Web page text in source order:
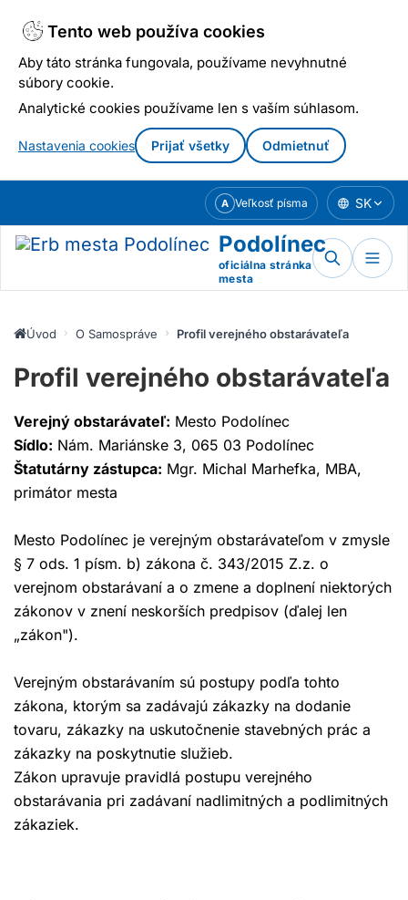
Tento web používa cookies
Aby táto stránka fungovala, používame nevyhnutné
súbory cookie.
Analytické cookies používame len s vaším súhlasom.
Nastavenia cookies Prijať všetky Odmietnuť
obsahu
A Veľkosť písma SK
Podolínec
oficiálna stránka
mesta
Úvod O Samospráve Profil verejného obstarávateľa
Profil verejného obstarávateľa
Verejný obstarávateľ: Mesto Podolínec
Sídlo: Nám. Mariánske 3, 065 03 Podolínec
Štatutárny zástupca: Mgr. Michal Marhefka, MBA,
primátor mesta
Mesto Podolínec je verejným obstarávateľom v zmysle
§ 7 ods. 1 písm. b) zákona č. 343/2015 Z.z. o
verejnom obstarávaní a o zmene a doplnení niektorých
zákonov v znení neskorších predpisov (ďalej len
„zákon").
Verejným obstarávaním sú postupy podľa tohto
zákona, ktorým sa zadávajú zákazky na dodanie
tovaru, zákazky na uskutočnenie stavebných prác a
zákazky na poskytnutie služieb.
Zákon upravuje pravidlá postupu verejného
obstarávania pri zadávaní nadlimitných a podlimitných
zákaziek.